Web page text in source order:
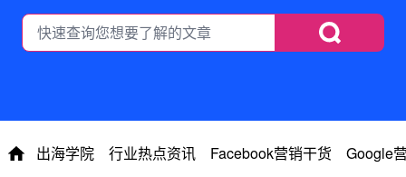
出海学院 行业热点资讯 Facebook营销干货 Google